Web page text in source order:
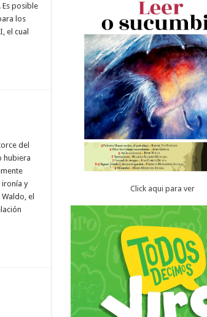
posible
los
el cual
del
hubiera
ironía y
el
Click aqui para ver